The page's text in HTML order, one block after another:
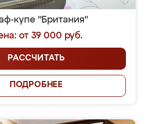
купе "Британия"
от 39 000 руб.
РАССЧИТАТЬ
ПОДРОБНЕЕ